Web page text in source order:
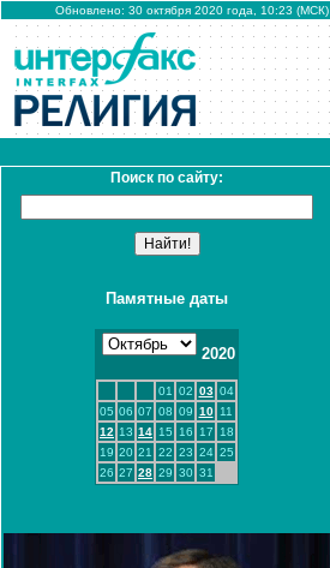
Обновлено: 30 октября 2020 года, 10:23 (МСК)
Поиск по сайту:
Памятные даты
2020
01 02 03 04
05 06 07 08 09 10 11
12 13 14 15 16 17
18
19 20 21 22 23 24 25
26 27 28 29 30 31